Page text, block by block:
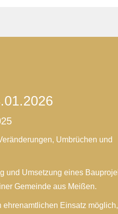
Umbrüchen und
und Umsetzung eines
Gemeinde aus Meißen.
ehrenamtlichen Einsatz